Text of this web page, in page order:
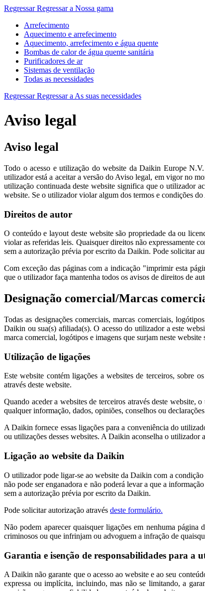
Regressar Regressar a Nossa gama
Arrefecimento
Aquecimento e arrefecimento
Aquecimento, arrefecimento e água quente
Bombas de calor de água quente sanitária
Purificadores de ar
Sistemas de ventilação
Todas as necessidades
Regressar Regressar a As suas necessidades
Aviso legal
Aviso legal
Todo o acesso e utilização do website da Daikin Europe
utilizador está a aceitar a versão do Aviso legal, em vigor no
utilização continuada deste website significa que o utilizador
website. Se o utilizador violar algum dos termos e condições
Direitos de autor
O conteúdo e layout deste website são propriedade da ou
violar as referidas leis. Quaisquer direitos não expressamente
sem a autorização prévia por escrito da Daikin. Pode solicitar
Com exceção das páginas com a indicação "imprimir esta
que o utilizador faça mantenha todos os avisos de direitos de
Designação comercial/Marcas
Todas as designações comerciais, marcas comerciais,
Daikin ou sua(s) afiliada(s). O acesso do utilizador a este
marca comercial, logótipos e imagens que surjam neste
Utilização de ligações
Este website contém ligações a websites de terceiros, sobre
através deste website.
Quando aceder a websites de terceiros através deste
qualquer informação, dados, opiniões, conselhos ou
A Daikin fornece essas ligações para a conveniência do
ou utilizações desses websites. A Daikin aconselha o utilizador
Ligação ao website da Daikin
O utilizador pode ligar-se ao website da Daikin com a
não pode ser enganadora e não poderá levar a que a
sem a autorização prévia por escrito da Daikin.
Pode solicitar autorização através deste formulário.
Não podem aparecer quaisquer ligações em nenhuma
criminosos ou que infrinjam ou advoguem a infração de
Garantia e isenção de responsabilidades para a
A Daikin não garante que o acesso ao website e ao seu
expressa ou implícita, incluindo, mas não se limitando, a